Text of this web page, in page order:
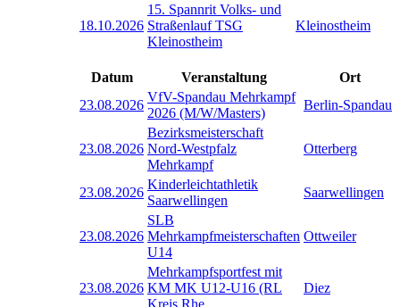
18.10.2026
15. Spannrit Volks- und
Straßenlauf TSG
Kleinostheim
Kleinostheim
Datum Veranstaltung
Ort
23.08.2026
VfV-Spandau Mehrkampf
2026 (M/W/Masters)
Berlin-Spandau
23.08.2026
Bezirksmeisterschaft
Nord-Westpfalz
Mehrkampf
Otterberg
23.08.2026
Kinderleichtathletik
Saarwellingen
Saarwellingen
23.08.2026
SLB
Mehrkampfmeisterschaften
U14
Ottweiler
23.08.2026
Mehrkampfsportfest mit
KM MK U12-U16 (RL
Kreis Rhe
Diez